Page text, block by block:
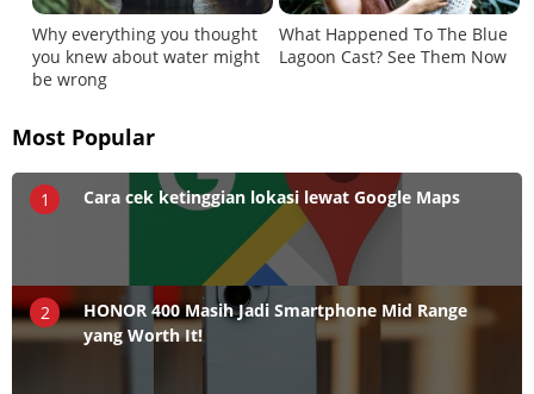
Most Popular
1 Cara cek ketinggian lokasi lewat Google Maps
2
HONOR 400 Masih Jadi Smartphone Mid Range
yang Worth It!